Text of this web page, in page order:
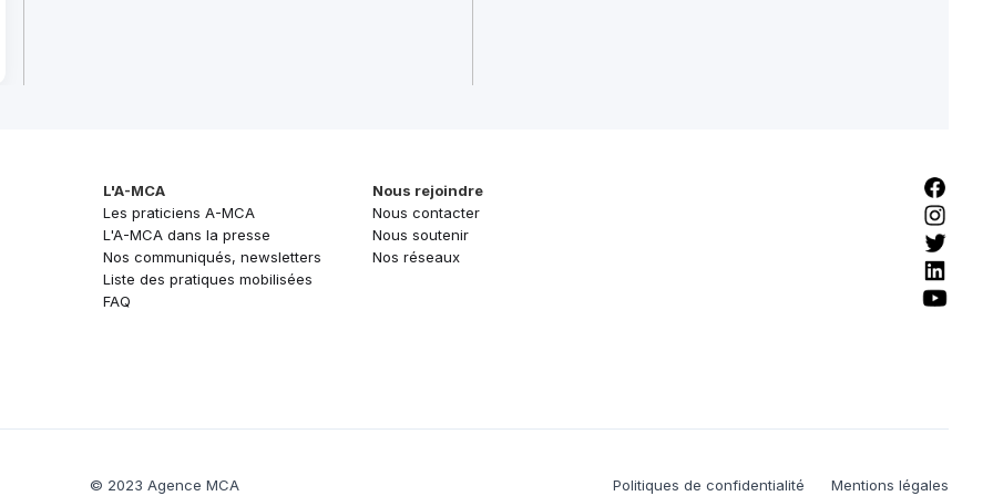
L'A-MCA
Les praticiens A-MCA
L'A-MCA dans la presse
Nos communiqués, newsletters
Liste des pratiques mobilisées
FAQ
Nous rejoindre
Nous contacter
Nous soutenir
Nos réseaux
© 2023 Agence MCA Politiques de confidentialité Mentions légales